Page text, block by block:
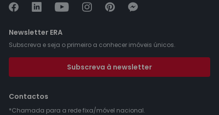
Newsletter ERA
Subscreva e seja o primeiro a conhecer imóveis únicos.
Subscreva à newsletter
Contactos
*Chamada para a rede fixa/móvel nacional.